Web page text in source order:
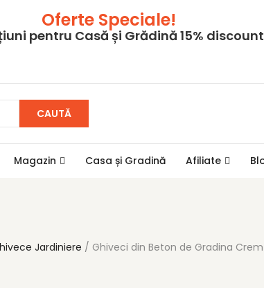
Oferte Speciale!
pentru Casă și Grădină 15%
CAUTĂ
Magazin Casa și Gradină Afiliate
Jardiniere Ghiveci din Beton de Gradina